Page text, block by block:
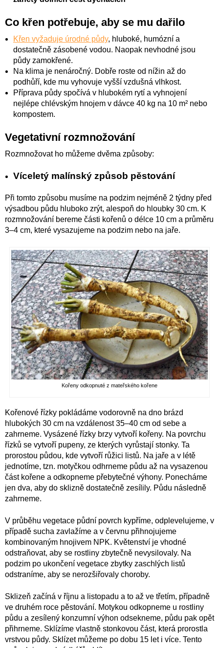
Co křen potřebuje, aby se mu dařilo
Křen vyžaduje úrodné půdy, hluboké, humózní a
dostatečně zásobené vodou. Naopak nevhodné jsou
půdy zamokřené.
Na klima je nenáročný. Dobře roste od nížin až do
podhůří, kde mu vyhovuje vyšší vzdušná vlhkost.
Příprava půdy spočívá v hlubokém rytí a vyhnojení
nejlépe chlévským hnojem v dávce 40 kg na 10 m² nebo
kompostem.
Vegetativní rozmnožování
Rozmnožovat ho můžeme dvěma způsoby:
Víceletý malínský způsob pěstování
Při tomto způsobu musíme na podzim nejméně 2 týdny před
výsadbou půdu hluboko zrýt, alespoň do hloubky 30 cm. K
rozmnožování bereme části kořenů o délce 10 cm a průměru
3–4 cm, které vysazujeme na podzim nebo na jaře.
Kořeny odkopnuté z mateřského kořene
Kořenové řízky pokládáme vodorovně na dno brázd
hlubokých 30 cm na vzdálenost 35–40 cm od sebe a
zahrneme. Vysázené řízky brzy vytvoří kořeny. Na povrchu
řízků se vytvoří pupeny, ze kterých vyrůstají stonky. Ta
prorostou půdou, kde vytvoří růžici listů. Na jaře a v létě
jednotíme, tzn. motyčkou odhrneme půdu až na vysazenou
část kořene a odkopneme přebytečné výhony. Ponecháme
jen dva, aby do sklizně dostatečně zesílily. Půdu následně
zahrneme.
V průběhu vegetace půdní povrch kypříme, odplevelujeme, v
případě sucha zavlažíme a v červnu přihnojujeme
kombinovaným hnojivem NPK. Květenství je vhodné
odstraňovat, aby se rostliny zbytečně nevysilovaly. Na
podzim po ukončení vegetace zbytky zaschlých listů
odstraníme, aby se nerozšiřovaly choroby.
Sklizeň začíná v říjnu a listopadu a to až ve třetím, případně
ve druhém roce pěstování. Motykou odkopneme u rostliny
půdu a zesílený konzumní výhon odsekneme, půdu pak opět
přihrneme. Sklízíme vlastně stonkovou část, která prorostla
vrstvou půdy. Sklízet můžeme po dobu 15 let i více. Tento